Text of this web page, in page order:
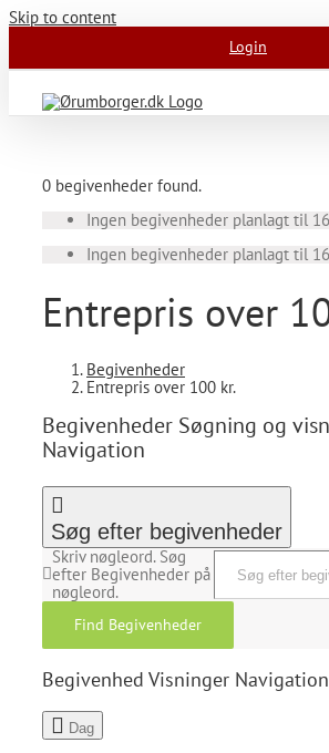
Skip to content
Login
0 begivenheder found.
Ingen begivenheder planlagt til
Ingen begivenheder planlagt til
Entrepris over
Begivenheder
Entrepris over 100 kr.
Begivenheder Søgning og
Navigation
Søg efter begivenheder
Skriv nøgleord. Søg
efter Begivenheder på
nøgleord.
Find Begivenheder
Begivenhed Visninger Navigation
Dag